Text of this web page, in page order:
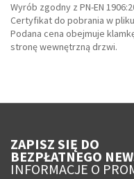
Wyrób zgodny z PN-EN
Certyfikat do pobrania w pliku
Podana cena obejmuje
stronę wewnętrzną drzwi.
ZAPISZ SIĘ DO
BEZPŁATNEGO
INFORMACJE O